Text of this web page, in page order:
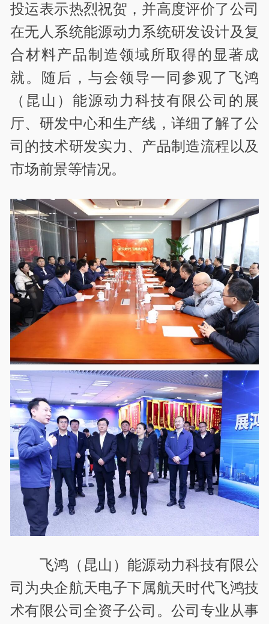
投运表示热烈祝贺，并高度评价了公司
在无人系统能源动力系统研发设计及复
合材料产品制造领域所取得的显著成
就。随后，与会领导一同参观了飞鸿
（昆山）能源动力科技有限公司的展
厅、研发中心和生产线，详细了解了公
司的技术研发实力、产品制造流程以及
市场前景等情况。
飞鸿（昆山）能源动力科技有限公
司为央企航天电子下属航天时代飞鸿技
术有限公司全资子公司。公司专业从事